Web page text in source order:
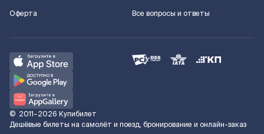
Оферта
Все вопросы и ответы
© 2011–2026 Купибилет
Дешёвые билеты на самолёт и поезд, бронирование и онлайн-заказ